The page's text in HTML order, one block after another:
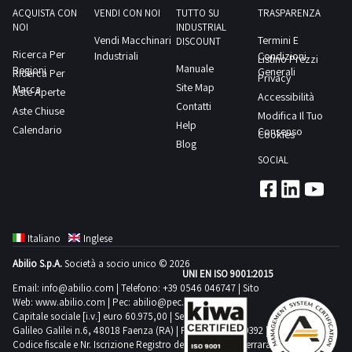
(TO)
I
beni
Europea
solo
previa
messa
a
norma
dal
giorno
presente.NOTE
PER
RITIRO:-
di
ritiro
giorno
concordato:
2
impianto
salda
11
USLa
documentazione
risulta
presente.NOTE
PER
ACQUISTA CON
NOI
Ricerca Per
Regioni
Ricerca Per
Marca
Aste Aperte
Aste Chiuse
Calendario
VENDI CON NOI
Vendi Macchinari
Industriali
TUTTO SU
INDUSTRIAL
DISCOUNT
Manuale
Site Map
Contatti
Help
Blog
TRASPARENZA
Termini E
Condizioni
Generali
Listino Prezzi
Privacy
Accessibilità
Modifica Il Tuo
Consenso
Cookies
SOCIAL
Italiano
Inglese
Abilio S.p.A.Società a socio unico © 2026
Email: info@abilio.com | Telefono: +39 0546 046747 | Sito
Web: www.abilio.com | Pec: abilio@pec.illimity.com
Capitale sociale [i.v.] euro 60.975,00 | Sede legale in Via
Galileo Galilei n.6, 48018 Faenza (RA) | P.IVA: 02704840392 |
Codice fiscale e Nr. Iscrizione Registro delle Imprese di Ferrara
UNI EN ISO 9001:2015